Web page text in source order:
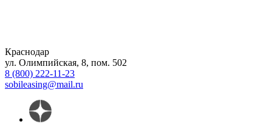
Краснодар
ул. Олимпийская, 8, пом. 502
8 (800) 222-11-23
sobileasing@mail.ru